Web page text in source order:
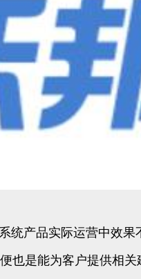
统产品实际运营中效
也是能为客户提供相